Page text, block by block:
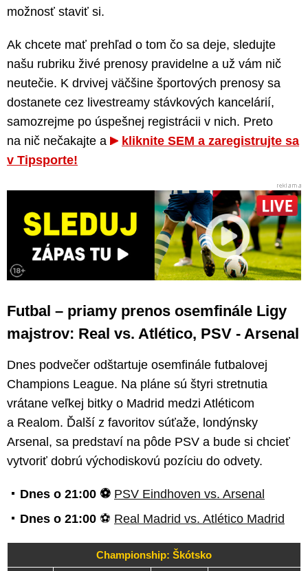
možnosť staviť si.
Ak chcete mať prehľad o tom čo sa deje, sledujte
našu rubriku živé prenosy pravidelne a už vám nič
neutečie. K drvivej väčšine športových prenosy sa
dostanete cez livestreamy stávkových kancelárií,
samozrejme po úspešnej registrácii v nich. Preto
na nič nečakajte a
kliknite SEM a zaregistrujte sa
v Tipsporte!
Futbal – priamy prenos osemfinále Ligy
majstrov: Real vs. Atlético, PSV - Arsenal
Dnes podvečer odštartuje osemfinále futbalovej
Champions League. Na pláne sú štyri stretnutia
vrátane veľkej bitky o Madrid medzi Atléticom
a Realom. Ďalší z favoritov súťaže, londýnsky
Arsenal, sa predstaví na pôde PSV a bude si chcieť
vytvoriť dobrú východiskovú pozíciu do odvety.
Dnes o 21:00 ⚽ PSV Eindhoven vs. Arsenal
Dnes o 21:00 ⚽ Real Madrid vs. Atlético Madrid
Championship: Škótsko